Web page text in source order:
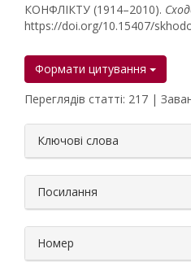
КОНФЛІКТУ (1914–2010).
https://doi.org/10.15407/
Формати цитування
Переглядів статті: 217 |
Ключові слова
Посилання
Номер